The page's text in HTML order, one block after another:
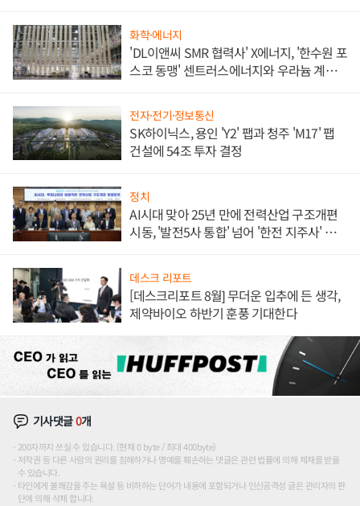
화학·에너지
'DL이앤씨 SMR 협력사' X에너지, '한수원 포
스코 동맹' 센트러스에너지와 우라늄 계약
전자·전기·정보통신
SK하이닉스, 용인 'Y2' 팹과 청주 'M17' 팹
건설에 54조 투자 결정
정치
AI시대 맞아 25년 만에 전력산업 구조개편
시동, '발전5사 통합' 넘어 '한전 지주사' 재편
데스크 리포트
[데스크리포트 8월] 무더운 입추에 든 생각,
제약바이오 하반기 훈풍 기대한다
기사댓글0개
200자까지 쓰실 수 있습니다. (현재 0 byte / 최대 400byte)
저작권 등 다른 사람의 권리를 침해하거나 명예를 훼손하는 댓글은 관련 법률에 의해 제재를 받을
수 있습니다.
타인에게 불쾌감을 주는 욕설 등 비하하는 단어가 내용에 포함되거나 인신공격성 글은 관리자의 판
단에 의해 삭제 합니다.